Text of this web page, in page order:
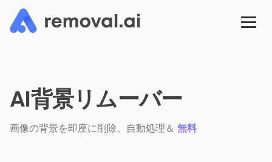
AI背景リムーバー
画像の背景を即座に削除、自動処理＆ 無料